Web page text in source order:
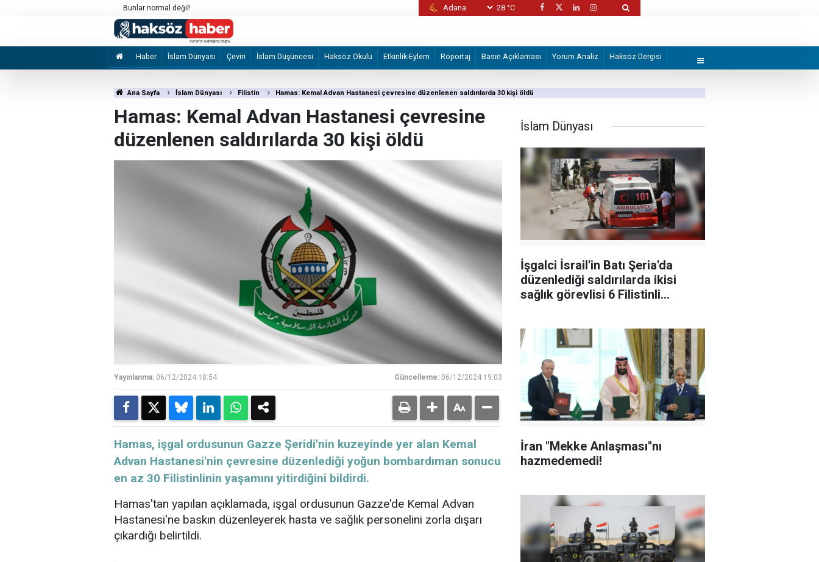
Bunlar normal değil!
İşgalci İsrail'in Batı Şeria'da düzenlediği saldırılarda ikisi sağlık görevlisi 6 Filistinli
28 °C
Haber İslam Dünyası Çeviri İslam Düşüncesi Haksöz Okulu Etkinlik-Eylem Röportaj Basın Açıklaması Yorum Analiz Haksöz Dergisi
Ana Sayfa İslam Dünyası Filistin Hamas: Kemal Advan Hastanesi çevresine düzenlenen saldırılarda 30 kişi öldü
Hamas: Kemal Advan Hastanesi çevresine
düzenlenen saldırılarda 30 kişi öldü
Yayınlanma: 06/12/2024 18:54 Güncelleme: 06/12/2024 19:03
Hamas, işgal ordusunun Gazze Şeridi'nin kuzeyinde yer alan Kemal
Advan Hastanesi'nin çevresine düzenlediği yoğun bombardıman sonucu
en az 30 Filistinlinin yaşamını yitirdiğini bildirdi.
Hamas'tan yapılan açıklamada, işgal ordusunun Gazze'de Kemal Advan
Hastanesi'ne baskın düzenleyerek hasta ve sağlık personelini zorla dışarı
çıkardığı belirtildi.
İslam Dünyası
İşgalci İsrail'in Batı Şeria'da
düzenlediği saldırılarda ikisi
sağlık görevlisi 6 Filistinli
İran "Mekke Anlaşması"nı
hazmedemedi!